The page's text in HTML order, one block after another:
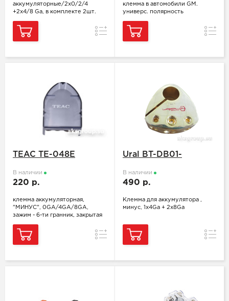
аккумуляторные/2x0/2/4
+2x4/8 Ga, в комплекте 2шт.
Сравнение
клемма в автомобили GM.
универс. полярность
TEAC TE-048E
В наличии
220 р.
клемма аккумуляторная,
"МИНУС", 0GA/4GA/8GA,
зажим - 6-ти гранник, закрытая
Сравнение
Ural BT-DB01-
В наличии
490 р.
Клемма для аккумулятора ,
минус, 1х4Ga + 2х8Ga